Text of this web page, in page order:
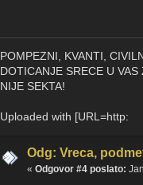
POMPEZNI, KVANTI,
DOTICANJE SRECE U VAS
NIJE SEKTA!
Uploaded with [URL=http:
Odg: Vreca,
« Odgovor #4 poslato: